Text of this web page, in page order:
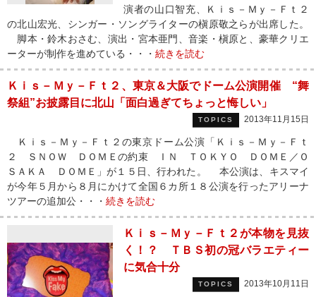
演者の山口智充、Ｋｉｓ－Ｍｙ－Ｆｔ２
の北山宏光、シンガー・ソングライターの槇原敬之らが出席した。
脚本・鈴木おさむ、演出・宮本亜門、音楽・槇原と、豪華クリエ
ーターが制作を進めている・・・ 続きを読む
Ｋｉｓ－Ｍｙ－Ｆｔ２、東京＆大阪でドーム公演開催 “舞
祭組”お披露目に北山「面白過ぎてちょっと悔しい」
TOPICS 2013年11月15日
Ｋｉｓ－Ｍｙ－Ｆｔ２の東京ドーム公演「Ｋｉｓ－Ｍｙ－Ｆｔ
２ ＳＮＯＷ ＤＯＭＥの約束 ＩＮ ＴＯＫＹＯ ＤＯＭＥ／Ｏ
ＳＡＫＡ ＤＯＭＥ」が１５日、行われた。 本公演は、キスマイ
が今年５月から８月にかけて全国６カ所１８公演を行ったアリーナ
ツアーの追加公・・・ 続きを読む
Ｋｉｓ－Ｍｙ－Ｆｔ２が本物を見抜
く！？ ＴＢＳ初の冠バラエティー
に気合十分
TOPICS 2013年10月11日